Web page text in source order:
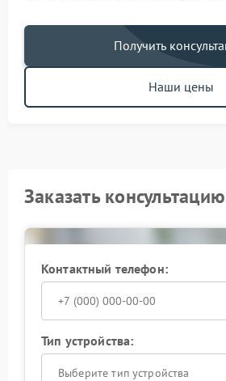
Получить
Наши цены
Заказать консультацию
Контактный телефон:
Тип устройства:
Выберите тип устройства